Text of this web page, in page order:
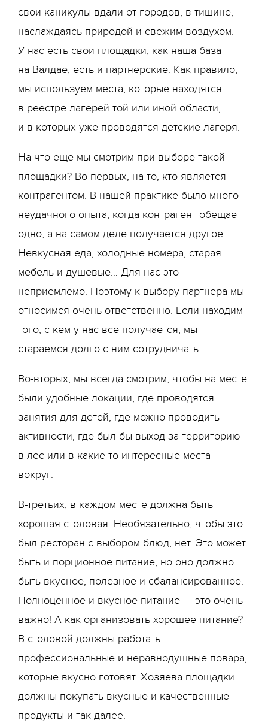
свои каникулы вдали от городов, в тишине,
наслаждаясь природой и свежим воздухом.
У нас есть свои площадки, как наша база
на Валдае, есть и партнерские. Как правило,
мы используем места, которые находятся
в реестре лагерей той или иной области,
и в которых уже проводятся детские лагеря.
На что еще мы смотрим при выборе такой
площадки? Во-первых, на то, кто является
контрагентом. В нашей практике было много
неудачного опыта, когда контрагент обещает
одно, а на самом деле получается другое.
Невкусная еда, холодные номера, старая
мебель и душевые… Для нас это
неприемлемо. Поэтому к выбору партнера мы
относимся очень ответственно. Если находим
того, с кем у нас все получается, мы
стараемся долго с ним сотрудничать.
Во-вторых, мы всегда смотрим, чтобы на месте
были удобные локации, где проводятся
занятия для детей, где можно проводить
активности, где был бы выход за территорию
в лес или в какие-то интересные места
вокруг.
В-третьих, в каждом месте должна быть
хорошая столовая. Необязательно, чтобы это
был ресторан с выбором блюд, нет. Это может
быть и порционное питание, но оно должно
быть вкусное, полезное и сбалансированное.
Полноценное и вкусное питание — это очень
важно! А как организовать хорошее питание?
В столовой должны работать
профессиональные и неравнодушные повара,
которые вкусно готовят. Хозяева площадки
должны покупать вкусные и качественные
продукты и так далее.